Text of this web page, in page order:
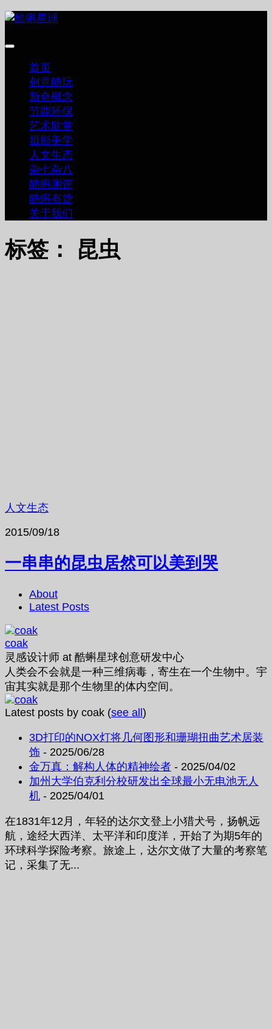
跳
内
首页
创意酷玩
新奇概念
节能环保
艺术欣赏
摄影美学
人文生态
杂七杂八
酷蝌测评
酷蝌有货
关于我们
标签： 昆虫
人文生态
2015/09/18
一串串的昆虫居然可以美到哭
About
Latest Posts
coak
灵感设计师 at 酷蝌星球创意研发中心
人类会不会就是一种三维病毒，寄生在一个生物中。宇
宙其实就是那个生物里的体内空间。
Latest posts by coak (see all)
3D打印的NOX灯将几何图形和珊瑚扭曲艺术居装
饰 - 2025/06/28
金万真：解构人体的精神绘者 - 2025/04/02
加州大学伯克利分校研发出全球最小无电池无人
机 - 2025/04/01
在1831年12月，年轻的达尔文登上小猎犬号，扬帆远
航，途经大西洋、太平洋和印度洋，开始了为期5年的
环球科学探险考察。旅途上，达尔文做了大量的考察笔
记，采集了无...